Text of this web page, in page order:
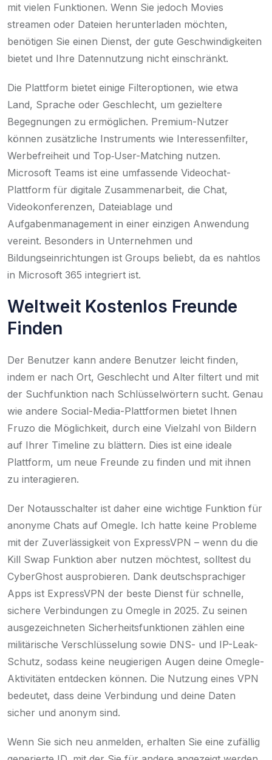
mit vielen Funktionen. Wenn Sie jedoch Movies
streamen oder Dateien herunterladen möchten,
benötigen Sie einen Dienst, der gute Geschwindigkeiten
bietet und Ihre Datennutzung nicht einschränkt.
Die Plattform bietet einige Filteroptionen, wie etwa
Land, Sprache oder Geschlecht, um gezieltere
Begegnungen zu ermöglichen. Premium-Nutzer
können zusätzliche Instruments wie Interessenfilter,
Werbefreiheit und Top‑User-Matching nutzen.
Microsoft Teams ist eine umfassende Videochat-
Plattform für digitale Zusammenarbeit, die Chat,
Videokonferenzen, Dateiablage und
Aufgabenmanagement in einer einzigen Anwendung
vereint. Besonders in Unternehmen und
Bildungseinrichtungen ist Groups beliebt, da es nahtlos
in Microsoft 365 integriert ist.
Weltweit Kostenlos Freunde
Finden
Der Benutzer kann andere Benutzer leicht finden,
indem er nach Ort, Geschlecht und Alter filtert und mit
der Suchfunktion nach Schlüsselwörtern sucht. Genau
wie andere Social-Media-Plattformen bietet Ihnen
Fruzo die Möglichkeit, durch eine Vielzahl von Bildern
auf Ihrer Timeline zu blättern. Dies ist eine ideale
Plattform, um neue Freunde zu finden und mit ihnen
zu interagieren.
Der Notausschalter ist daher eine wichtige Funktion für
anonyme Chats auf Omegle. Ich hatte keine Probleme
mit der Zuverlässigkeit von ExpressVPN – wenn du die
Kill Swap Funktion aber nutzen möchtest, solltest du
CyberGhost ausprobieren. Dank deutschsprachiger
Apps ist ExpressVPN der beste Dienst für schnelle,
sichere Verbindungen zu Omegle in 2025. Zu seinen
ausgezeichneten Sicherheitsfunktionen zählen eine
militärische Verschlüsselung sowie DNS- und IP-Leak-
Schutz, sodass keine neugierigen Augen deine Omegle-
Aktivitäten entdecken können. Die Nutzung eines VPN
bedeutet, dass deine Verbindung und deine Daten
sicher und anonym sind.
Wenn Sie sich neu anmelden, erhalten Sie eine zufällig